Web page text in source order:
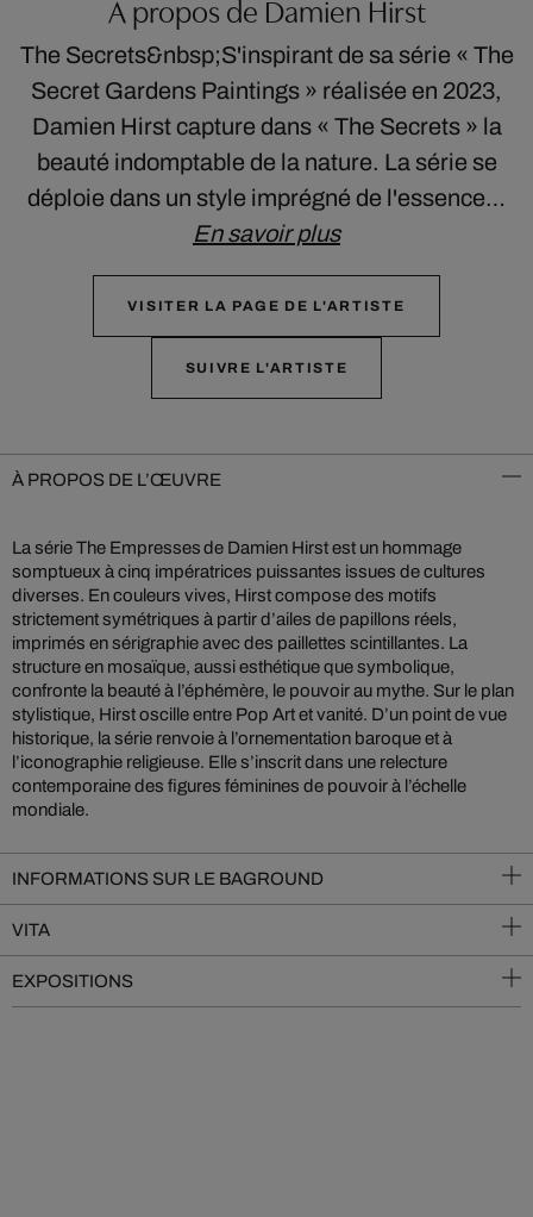
À propos de Damien Hirst
The Secrets&nbsp;S'inspirant de sa série « The
Secret Gardens Paintings » réalisée en 2023,
Damien Hirst capture dans « The Secrets » la
beauté indomptable de la nature. La série se
déploie dans un style imprégné de l'essence…
En savoir plus
VISITER LA PAGE DE L'ARTISTE
SUIVRE L'ARTISTE
À PROPOS DE L’ŒUVRE
La série The Empresses de Damien Hirst est un hommage
somptueux à cinq impératrices puissantes issues de cultures
diverses. En couleurs vives, Hirst compose des motifs
strictement symétriques à partir d’ailes de papillons réels,
imprimés en sérigraphie avec des paillettes scintillantes. La
structure en mosaïque, aussi esthétique que symbolique,
confronte la beauté à l’éphémère, le pouvoir au mythe. Sur le plan
stylistique, Hirst oscille entre Pop Art et vanité. D’un point de vue
historique, la série renvoie à l’ornementation baroque et à
l’iconographie religieuse. Elle s’inscrit dans une relecture
contemporaine des figures féminines de pouvoir à l’échelle
mondiale.
INFORMATIONS SUR LE BAGROUND
VITA
EXPOSITIONS